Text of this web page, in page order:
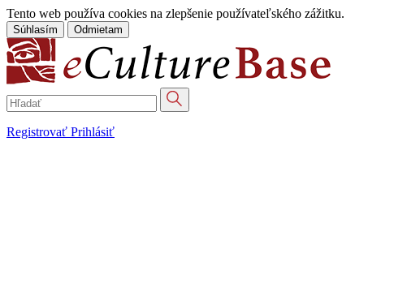
Tento web používa cookies na zlepšenie používateľského zážitku.
Súhlasím Odmietam
Registrovať Prihlásiť